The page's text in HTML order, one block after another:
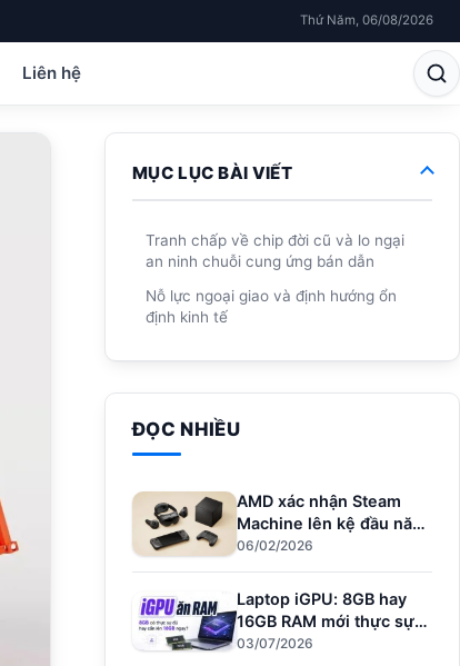
Thứ Năm, 06/08/2026
Liên hệ
MỤC LỤC BÀI VIẾT
Tranh chấp về chip đời cũ và lo ngại
an ninh chuỗi cung ứng bán dẫn
Nỗ lực ngoại giao và định hướng ổn
định kinh tế
ĐỌC NHIỀU
AMD xác nhận Steam
Machine lên kệ đầu năm
nay – Đối thủ mới của
PS5
06/02/2026
Laptop iGPU: 8GB hay
16GB RAM mới thực sự
đủ dùng?
03/07/2026